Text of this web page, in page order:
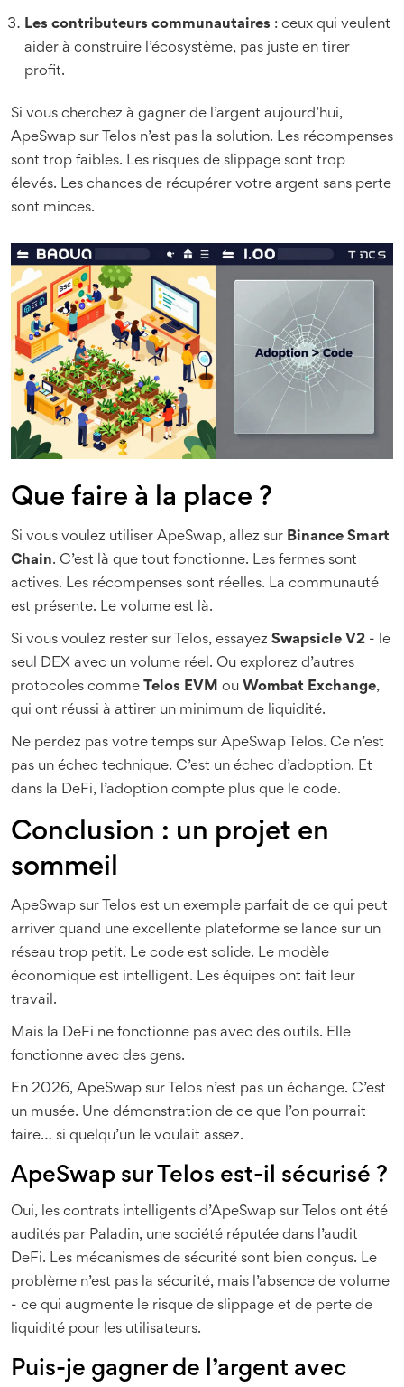
Les contributeurs communautaires : ceux qui veulent
aider à construire l’écosystème, pas juste en tirer
profit.
Si vous cherchez à gagner de l’argent aujourd’hui,
ApeSwap sur Telos n’est pas la solution. Les récompenses
sont trop faibles. Les risques de slippage sont trop
élevés. Les chances de récupérer votre argent sans perte
sont minces.
Que faire à la place ?
Si vous voulez utiliser ApeSwap, allez sur Binance Smart
Chain. C’est là que tout fonctionne. Les fermes sont
actives. Les récompenses sont réelles. La communauté
est présente. Le volume est là.
Si vous voulez rester sur Telos, essayez Swapsicle V2 - le
seul DEX avec un volume réel. Ou explorez d’autres
protocoles comme Telos EVM ou Wombat Exchange,
qui ont réussi à attirer un minimum de liquidité.
Ne perdez pas votre temps sur ApeSwap Telos. Ce n’est
pas un échec technique. C’est un échec d’adoption. Et
dans la DeFi, l’adoption compte plus que le code.
Conclusion : un projet en
sommeil
ApeSwap sur Telos est un exemple parfait de ce qui peut
arriver quand une excellente plateforme se lance sur un
réseau trop petit. Le code est solide. Le modèle
économique est intelligent. Les équipes ont fait leur
travail.
Mais la DeFi ne fonctionne pas avec des outils. Elle
fonctionne avec des gens.
En 2026, ApeSwap sur Telos n’est pas un échange. C’est
un musée. Une démonstration de ce que l’on pourrait
faire… si quelqu’un le voulait assez.
ApeSwap sur Telos est-il sécurisé ?
Oui, les contrats intelligents d’ApeSwap sur Telos ont été
audités par Paladin, une société réputée dans l’audit
DeFi. Les mécanismes de sécurité sont bien conçus. Le
problème n’est pas la sécurité, mais l’absence de volume
- ce qui augmente le risque de slippage et de perte de
liquidité pour les utilisateurs.
Puis-je gagner de l’argent avec